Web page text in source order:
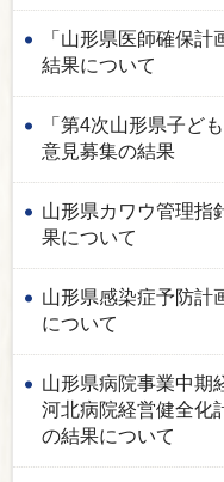
「山形県医師確保
結果について
「第4次山形県子ど
意見募集の結果
山形県カワウ管理指
果について
山形県感染症予防計
について
山形県病院事業中期
河北病院経営健全化
の結果について